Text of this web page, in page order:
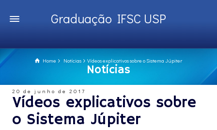
Graduação IFSC USP
Home Notícias Vídeos explicativos sobre o Sistema Júpiter
Notícias
20 de junho de 2017
Vídeos explicativos sobre
o Sistema Júpiter